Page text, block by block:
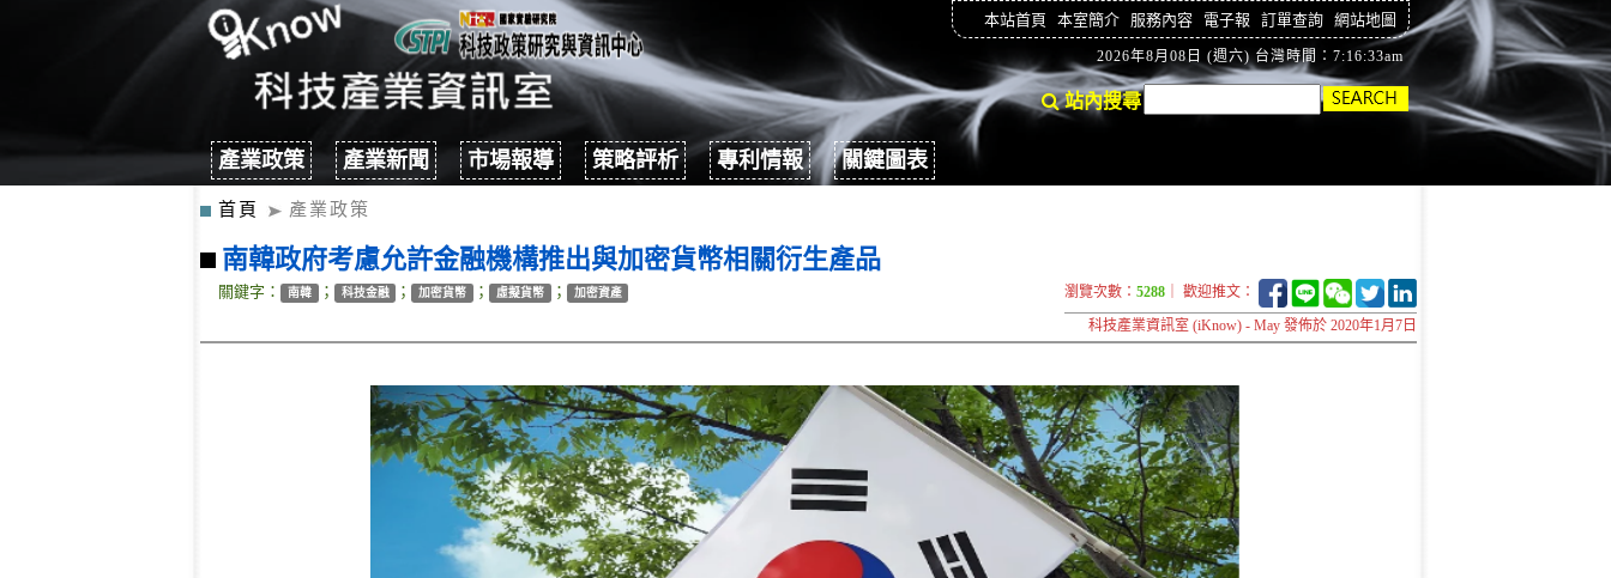
本站首頁 本室簡介 服務內容 電子報 訂單查詢 網站地圖
2026年8月08日 (週六) 台灣時間：7:16:34am
站內搜尋
產業政策 產業新聞 市場報導 策略評析 專利情報 關鍵圖表
首頁 產業政策
南韓政府考慮允許金融機構推出與加密貨幣相關衍生產品
關鍵字： 南韓 ； 科技金融 ； 加密貨幣 ； 虛擬貨幣 ； 加密資產 瀏覽次數： 5288 ｜ 歡迎推文：
科技產業資訊室 (iKnow) - May 發佈於 2020年1月7日